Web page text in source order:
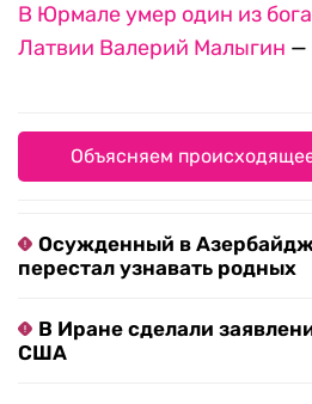
В Юрмале умер один из
Латвии Валерий Малыгин —
Объясняем
Осужденный в
перестал узнавать родных
В Иране сделали
США